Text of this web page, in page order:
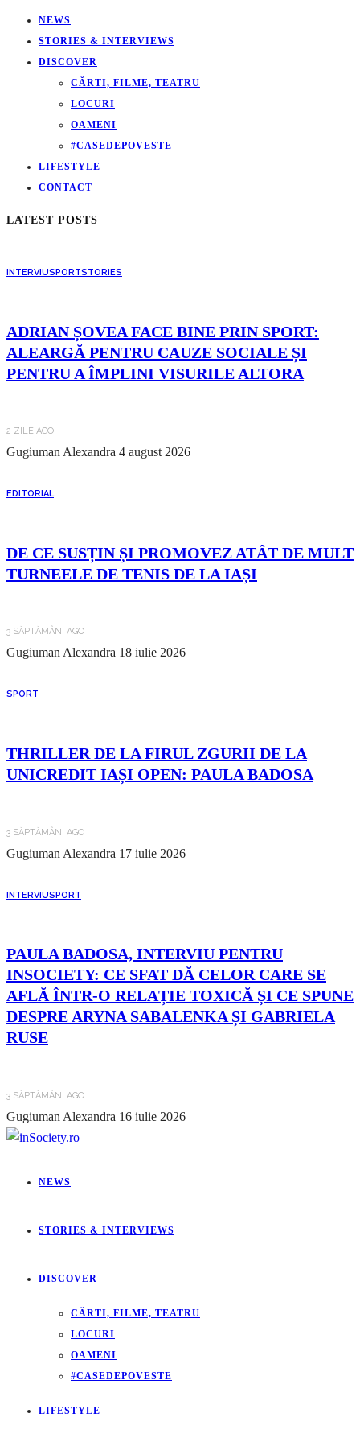
NEWS
STORIES & INTERVIEWS
DISCOVER
CĂRTI, FILME, TEATRU
LOCURI
OAMENI
#CASEDEPOVESTE
LIFESTYLE
CONTACT
LATEST POSTS
INTERVIUSPORTSTORIES
ADRIAN ȘOVEA FACE BINE PRIN SPORT:
ALEARGĂ PENTRU CAUZE SOCIALE ȘI
PENTRU A ÎMPLINI VISURILE ALTORA
2 ZILE AGO
Gugiuman Alexandra 4 august 2026
EDITORIAL
DE CE SUSȚIN ȘI PROMOVEZ ATÂT DE MULT
TURNEELE DE TENIS DE LA IAȘI
3 SĂPTĂMÂNI AGO
Gugiuman Alexandra 18 iulie 2026
SPORT
THRILLER DE LA FIRUL ZGURII DE LA
UNICREDIT IAȘI OPEN: PAULA BADOSA
3 SĂPTĂMÂNI AGO
Gugiuman Alexandra 17 iulie 2026
INTERVIUSPORT
PAULA BADOSA, INTERVIU PENTRU
INSOCIETY: CE SFAT DĂ CELOR CARE SE
AFLĂ ÎNTR-O RELAȚIE TOXICĂ ȘI CE SPUNE
DESPRE ARYNA SABALENKA ȘI GABRIELA
RUSE
3 SĂPTĂMÂNI AGO
Gugiuman Alexandra 16 iulie 2026
NEWS
STORIES & INTERVIEWS
DISCOVER
CĂRTI, FILME, TEATRU
LOCURI
OAMENI
#CASEDEPOVESTE
LIFESTYLE